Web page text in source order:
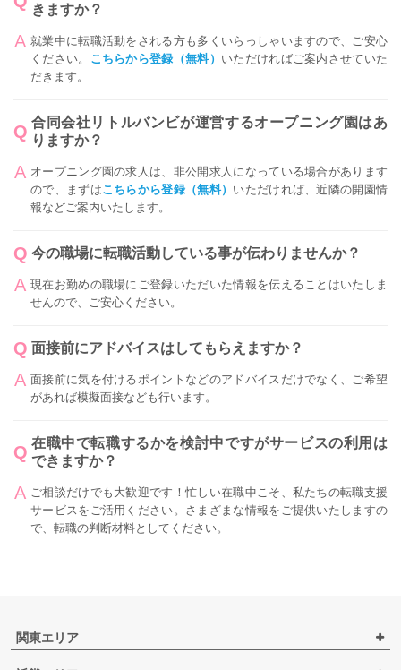
きますか？
就業中に転職活動をされる方も多くいらっしゃいますので、ご安心
ください。 こちらから登録（無料） いただければご案内させていた
だきます。
合同会社リトルバンビが運営するオープニング園はあ
りますか？
オープニング園の求人は、非公開求人になっている場合があります
ので、まずはこちらから登録（無料） いただければ、近隣の開園情
報などご案内いたします。
今の職場に転職活動している事が伝わりませんか？
現在お勤めの職場にご登録いただいた情報を伝えることはいたしま
せんので、ご安心ください。
面接前にアドバイスはしてもらえますか？
面接前に気を付けるポイントなどのアドバイスだけでなく、ご希望
があれば模擬面接なども行います。
在職中で転職するかを検討中ですがサービスの利用は
できますか？
ご相談だけでも大歓迎です！忙しい在職中こそ、私たちの転職支援
サービスをご活用ください。さまざまな情報をご提供いたしますの
で、転職の判断材料としてください。
関東エリア